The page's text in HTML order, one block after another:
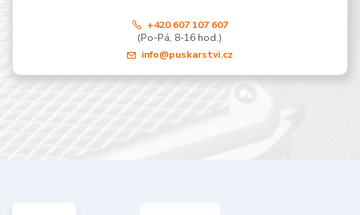
+420 607 107 607
(Po-Pá, 8-16 hod.)
info@puskarstvi.cz